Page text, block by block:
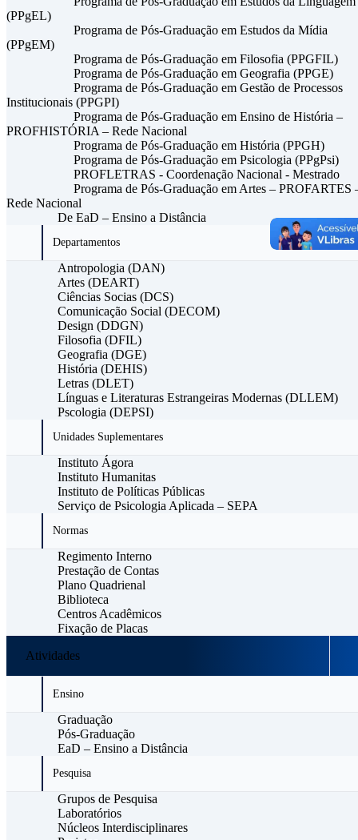
(PPgEL)
Programa de Pós-Graduação em Estudos da Mídia
(PPgEM)
Programa de Pós-Graduação em Filosofia (PPGFIL)
Programa de Pós-Graduação em Geografia (PPGE)
Programa de Pós-Graduação em Gestão de Processos
Institucionais (PPGPI)
Programa de Pós-Graduação em Ensino de História –
PROFHISTÓRIA – Rede Nacional
Programa de Pós-Graduação em História (PPGH)
Programa de Pós-Graduação em Psicologia (PPgPsi)
PROFLETRAS - Coordenação Nacional - Mestrado
Programa de Pós-Graduação em Artes – PROFARTES
Rede Nacional
De EaD – Ensino a Distância
Departamentos
Antropologia (DAN)
Artes (DEART)
Ciências Socias (DCS)
Comunicação Social (DECOM)
Design (DDGN)
Filosofia (DFIL)
Geografia (DGE)
História (DEHIS)
Letras (DLET)
Línguas e Literaturas Estrangeiras Modernas (DLLEM)
Pscologia (DEPSI)
Unidades Suplementares
Instituto Ágora
Instituto Humanitas
Instituto de Políticas Públicas
Serviço de Psicologia Aplicada – SEPA
Normas
Regimento Interno
Prestação de Contas
Plano Quadrienal
Biblioteca
Centros Acadêmicos
Fixação de Placas
Atividades
Ensino
Graduação
Pós-Graduação
EaD – Ensino a Distância
Pesquisa
Grupos de Pesquisa
Laboratórios
Núcleos Interdisciplinares